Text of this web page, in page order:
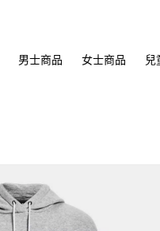
男士商品 女士商品 兒